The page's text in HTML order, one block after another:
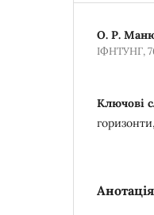
О. Р.
ІФНТУНГ,
Ключові
Анотація